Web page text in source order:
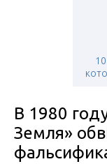
В 1980
Земля»